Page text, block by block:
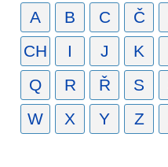
A B C Č
CH
I J K
Q
R Ř S
W
X Y Z